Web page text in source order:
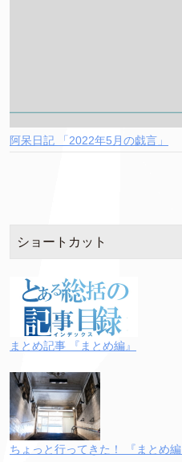
阿呆日記 「2022年5月の戯言」
ショートカット
まとめ記事 『まとめ編』
ちょっと行ってきた！ 『まとめ編